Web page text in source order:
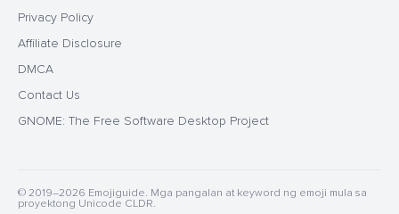
Privacy Policy
Affiliate Disclosure
DMCA
Contact Us
GNOME: The Free Software Desktop Project
© 2019–2026 Emojiguide. Mga pangalan at keyword ng emoji mula sa
proyektong Unicode CLDR.